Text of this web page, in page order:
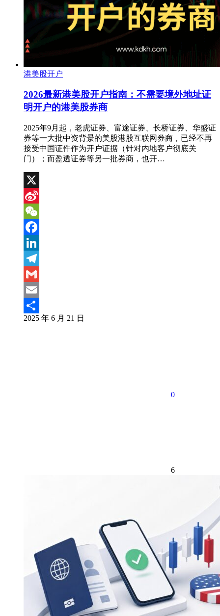
港美股开户
2026最新港美股开户指南：不需要境外地址证
明开户的港美股券商
2025年9月起，老虎证券、富途证券、长桥证券、华盛证
券等一大批中资背景的美股港股互联网券商，已经不再
接受中国证件作为开户证据（针对内地客户彻底关
门）；而盈透证券等另一批券商，也开…
X
Sina
Weibo
WeChat
Facebook
LinkedIn
Telegram
Gmail
Email
分
2025 年 6 月 21 日
0
6